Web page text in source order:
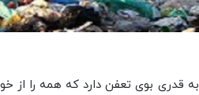
به قدری بوی تعفن دارد که همه را از